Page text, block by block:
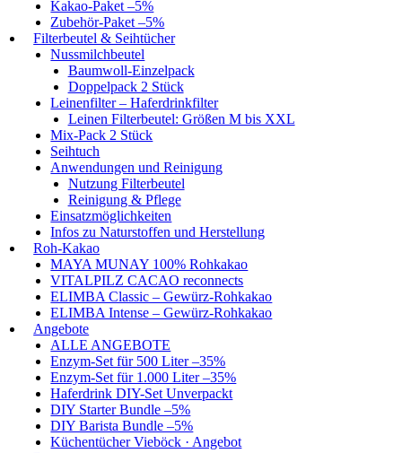
Kakao-Paket –5%
Zubehör-Paket –5%
Filterbeutel & Seihtücher
Nussmilchbeutel
Baumwoll-Einzelpack
Doppelpack 2 Stück
Leinenfilter – Haferdrinkfilter
Leinen Filterbeutel: Größen M bis XXL
Mix-Pack 2 Stück
Seihtuch
Anwendungen und Reinigung
Nutzung Filterbeutel
Reinigung & Pflege
Einsatzmöglichkeiten
Infos zu Naturstoffen und Herstellung
Roh-Kakao
MAYA MUNAY 100% Rohkakao
VITALPILZ CACAO reconnects
ELIMBA Classic – Gewürz-Rohkakao
ELIMBA Intense – Gewürz-Rohkakao
Angebote
ALLE ANGEBOTE
Enzym-Set für 500 Liter –35%
Enzym-Set für 1.000 Liter –35%
Haferdrink DIY-Set Unverpackt
DIY Starter Bundle –5%
DIY Barista Bundle –5%
Küchentücher Vieböck · Angebot